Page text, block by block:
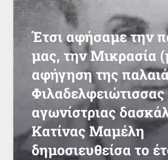
Έτσι αφήσαμε την
μας, την Μικρασία
αφήγηση της
Φιλαδελφειώτισσας
αγωνίστριας
Κατίνας Μαμέλη
δημοσιευθείσα το